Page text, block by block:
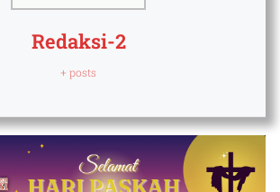
Redaksi-2
+ posts